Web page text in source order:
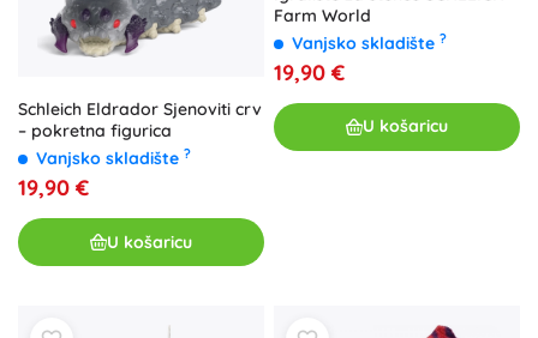
Schleich Eldrador Sjenoviti crv
– pokretna figurica
Vanjsko skladište ?
19,90 €
U košaricu
Farm World
Vanjsko skladište ?
19,90 €
U košaricu